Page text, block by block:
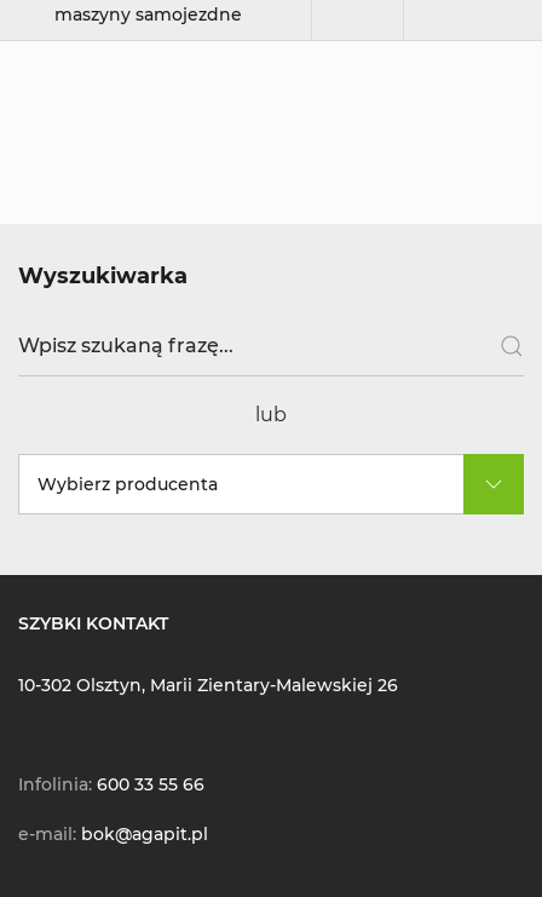
maszyny samojezdne
Wyszukiwarka
lub
Wybierz producenta
SZYBKI KONTAKT
10-302 Olsztyn, Marii Zientary-Malewskiej 26
Infolinia: 600 33 55 66
e-mail: bok@agapit.pl